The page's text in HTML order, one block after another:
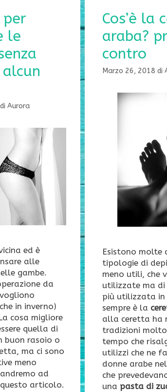
per
le
di Aurora
ed è
alle
gambe.
da
in inverno)
cosa migliore
quella di
buon rasoio o
ma ci sono
meno
ad
articolo.
Cos’è la
araba?
contro
Marzo 26, 2018 di
Esistono molte
tipologie di
meno utili, che
utilizzate ma
più utilizzata
sempre è la
alla ceretta ha
tradizioni
tempo che
utilizzi che ne
donne arabe
che
una pasta di